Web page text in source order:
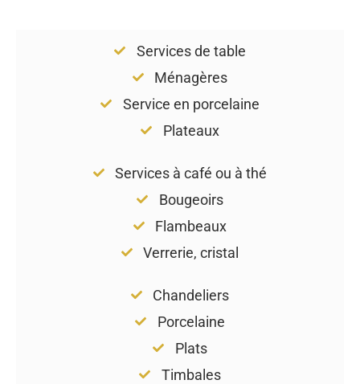
Services de table
Ménagères
Service en porcelaine
Plateaux
Services à café ou à thé
Bougeoirs
Flambeaux
Verrerie, cristal
Chandeliers
Porcelaine
Plats
Timbales